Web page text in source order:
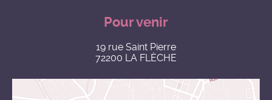
Pour venir
19 rue Saint Pierre
72200 LA FLÈCHE